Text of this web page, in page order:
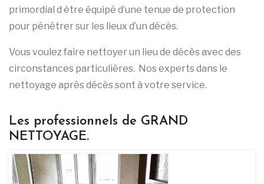
primordial d être équipé d’une tenue de protection
pour pénétrer sur les lieux d’un décès.
Vous voulez faire nettoyer un lieu de décès avec des
circonstances particulières. Nos experts dans le
nettoyage après décès sont à votre service.
Les professionnels de GRAND
NETTOYAGE.